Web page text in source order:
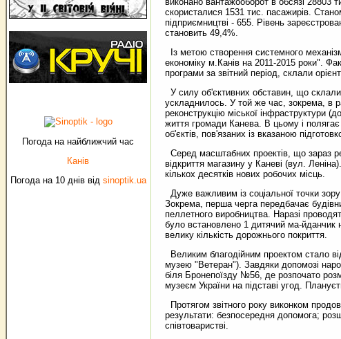
Погода на найближчий час
Канів
Погода на 10 днів від sinoptik.ua
скористалися 1531 тис. пасажирів.
підприємництві - 655. Рівень
становить 49,4%.
Із метою створення системного
економіку м.Канів на 2011-2015 роки".
програми за звітний період, склали
У силу об'єктивних обставин, що
ускладнилось. У той же час, зокрема, в
реконструкцію міської інфраструктури
життя громади Канева. В цьому і полягає
об'єктів, пов'язаних із вказаною
Серед масштабних проектів, що зараз
відкриття магазину у Каневі (вул.
кількох десятків нових робочих місць.
Дуже важливим із соціальної точки
Зокрема, перша черга передбачає
пеллетного виробництва. Наразі
було встановлено 1 дитячий ма-
велику кількість дорожнього покриття.
Великим благодійним проектом стало
музею "Ветеран"). Завдяки допомозі
біля Бронепоїзду №56, де розпочато
музеєм України на підставі угод.
Протягом звітного року виконком
результати: безпосередня допомога;
співтоваристві.